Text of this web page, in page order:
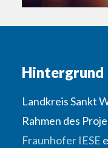
Hintergrund
Landkreis Sankt
Rahmen des
Fraunhofer IESE